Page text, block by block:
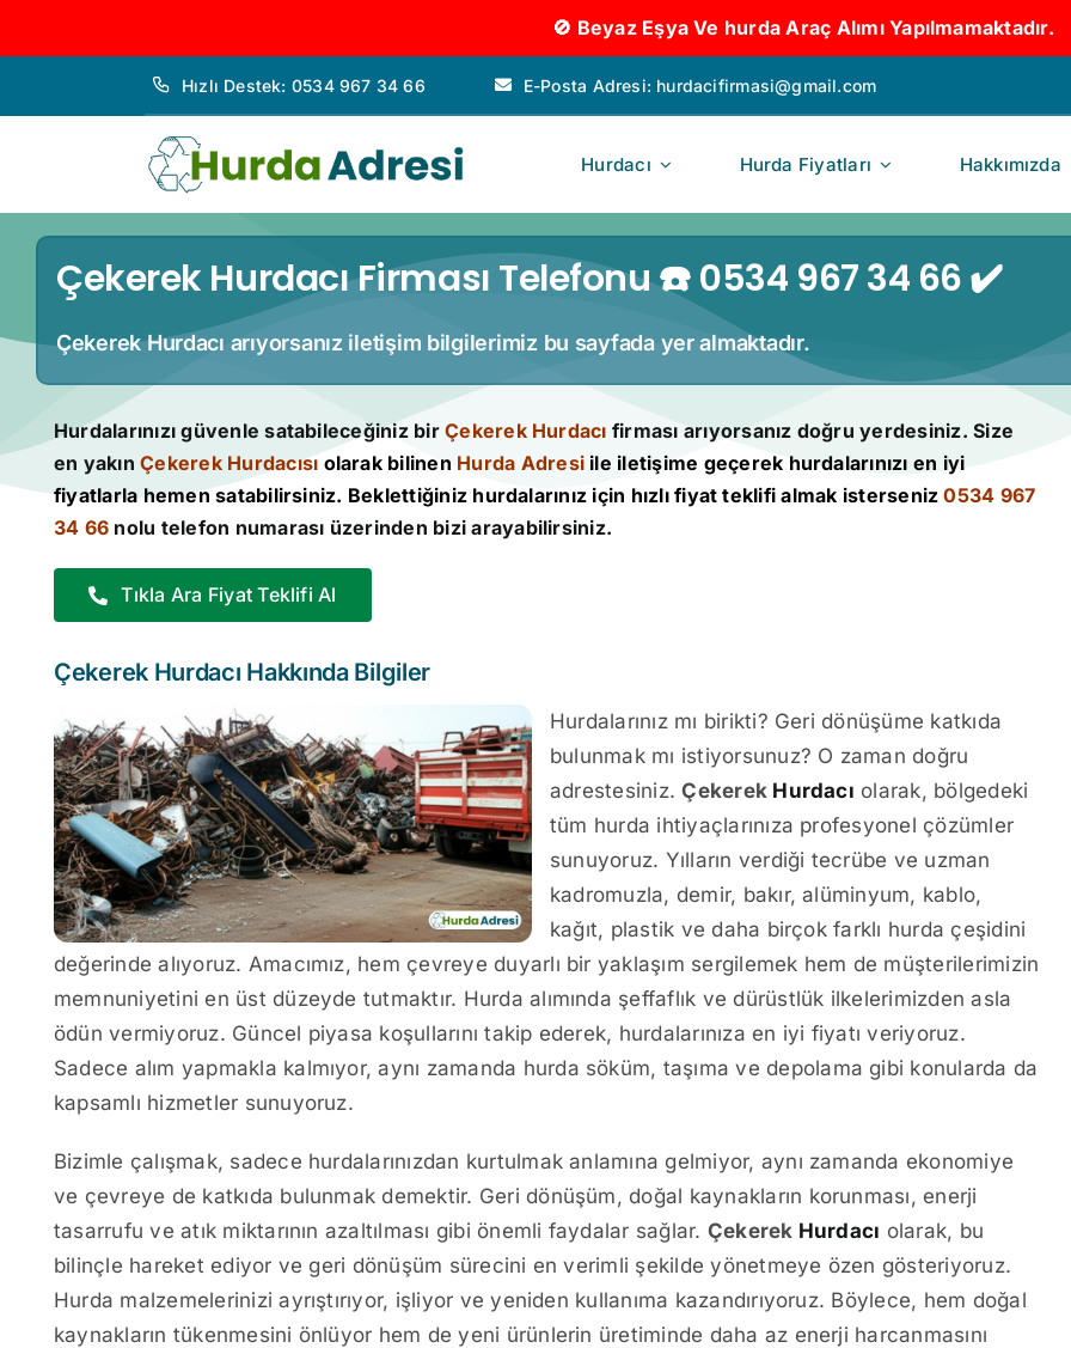
🚫 Beyaz Eşya Ve hurda Araç Alımı Yapılmamaktadır.
Hızlı Destek: 0534 967 34 66 E-Posta Adresi: hurdacifirmasi@gmail.com
Hurdacı Hurda Fiyatları Hakkımızda
Çekerek Hurdacı Firması Telefonu ☎️ 0534 967 34 66 ✔️
Çekerek Hurdacı arıyorsanız iletişim bilgilerimiz bu sayfada yer almaktadır.
Hurdalarınızı güvenle satabileceğiniz birÇekerek Hurdacı firması arıyorsanız doğru yerdesiniz. Size
en yakınÇekerek Hurdacısı olarak bilinen Hurda Adresi ile iletişime geçerek hurdalarınızı en iyi
fiyatlarla hemen satabilirsiniz. Beklettiğiniz hurdalarınız için hızlı fiyat teklifi almak isterseniz0534 967
34 66 nolu telefon numarası üzerinden bizi arayabilirsiniz.
Tıkla Ara Fiyat Teklifi Al
Çekerek Hurdacı Hakkında Bilgiler
Hurdalarınız mı birikti? Geri dönüşüme katkıda
bulunmak mı istiyorsunuz? O zaman doğru
adrestesiniz.Çekerek Hurdacı olarak, bölgedeki
tüm hurda ihtiyaçlarınıza profesyonel çözümler
sunuyoruz. Yılların verdiği tecrübe ve uzman
kadromuzla, demir, bakır, alüminyum, kablo,
kağıt, plastik ve daha birçok farklı hurda çeşidini
değerinde alıyoruz. Amacımız, hem çevreye duyarlı bir yaklaşım sergilemek hem de müşterilerimizin
memnuniyetini en üst düzeyde tutmaktır. Hurda alımında şeffaflık ve dürüstlük ilkelerimizden asla
ödün vermiyoruz. Güncel piyasa koşullarını takip ederek, hurdalarınıza en iyi fiyatı veriyoruz.
Sadece alım yapmakla kalmıyor, aynı zamanda hurda söküm, taşıma ve depolama gibi konularda da
kapsamlı hizmetler sunuyoruz.
Bizimle çalışmak, sadece hurdalarınızdan kurtulmak anlamına gelmiyor, aynı zamanda ekonomiye
ve çevreye de katkıda bulunmak demektir. Geri dönüşüm, doğal kaynakların korunması, enerji
tasarrufu ve atık miktarının azaltılması gibi önemli faydalar sağlar. Çekerek Hurdacı olarak, bu
bilinçle hareket ediyor ve geri dönüşüm sürecini en verimli şekilde yönetmeye özen gösteriyoruz.
Hurda malzemelerinizi ayrıştırıyor, işliyor ve yeniden kullanıma kazandırıyoruz. Böylece, hem doğal
kaynakların tükenmesini önlüyor hem de yeni ürünlerin üretiminde daha az enerji harcanmasını